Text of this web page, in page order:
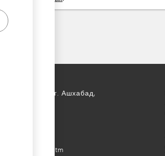
Туркменистан, г. Ашхабад,